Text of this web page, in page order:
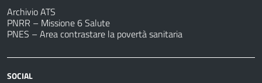
Archivio ATS
PNRR – Missione 6 Salute
PNES – Area contrastare la povertà sanitaria
SOCIAL